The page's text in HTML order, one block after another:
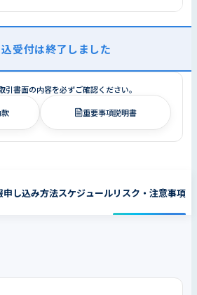
受付は終了しました
引書面の内容を必ずご確認ください。
款 重要事項説明書
申し込み方法スケジュールリスク・注意事項